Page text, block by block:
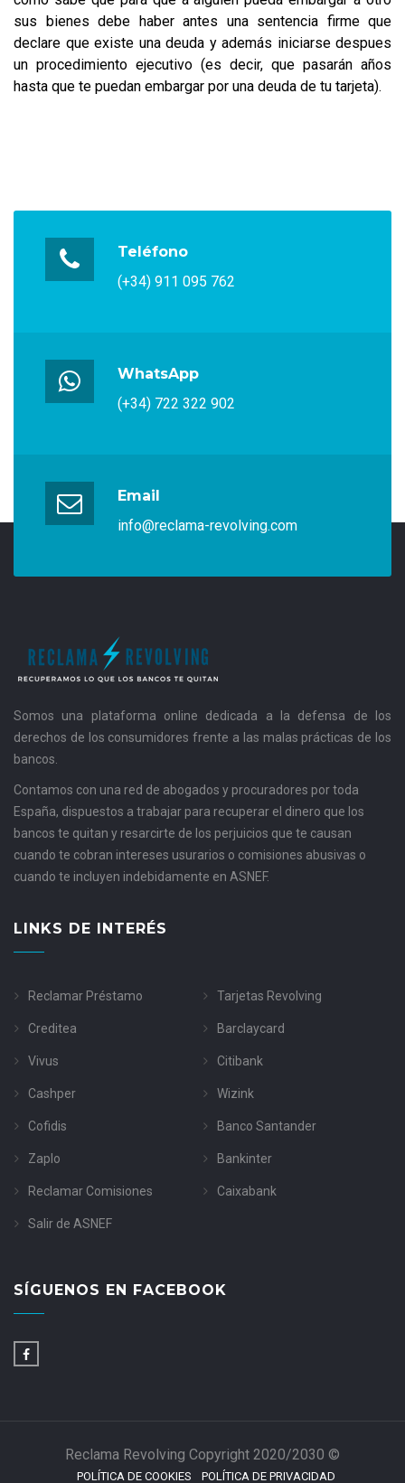
sus bienes debe haber antes una sentencia firme que
declare que existe una deuda y además iniciarse despues
un procedimiento ejecutivo (es decir, que pasarán años
hasta que te puedan embargar por una deuda de tu tarjeta).
Teléfono
(+34) 911 095 762
WhatsApp
(+34) 722 322 902
Email
info@reclama-revolving.com
Somos una plataforma online dedicada a la defensa de los
derechos de los consumidores frente a las malas prácticas de los
bancos.
Contamos con una red de abogados y procuradores por toda
España, dispuestos a trabajar para recuperar el dinero que los
bancos te quitan y resarcirte de los perjuicios que te causan
cuando te cobran intereses usurarios o comisiones abusivas o
cuando te incluyen indebidamente en ASNEF.
LINKS DE INTERÉS
Reclamar Préstamo Tarjetas Revolving
Creditea Barclaycard
Vivus Citibank
Cashper Wizink
Cofidis Banco Santander
Zaplo Bankinter
Reclamar Comisiones Caixabank
Salir de ASNEF
SÍGUENOS EN FACEBOOK
Reclama Revolving Copyright 2020/2030 ©
POLÍTICA DE COOKIES POLÍTICA DE PRIVACIDAD